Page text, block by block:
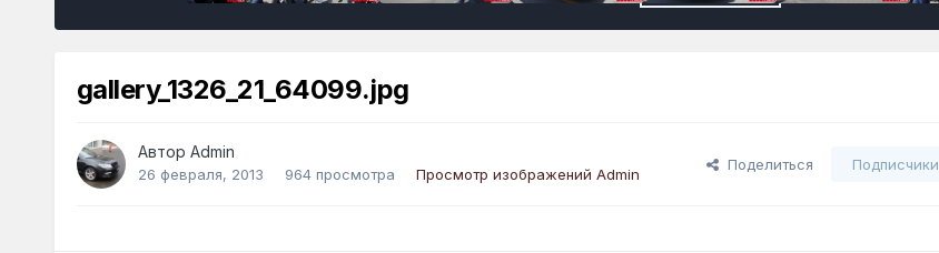
gallery_1326_21_64099.jpg
Автор Admin
26 февраля, 2013 964 просмотра Просмотр изображений Admin
Поделиться Подписчики